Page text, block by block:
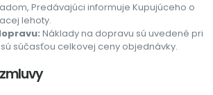
Predávajúci informuje Kupujúceho o
lehoty.
Náklady na dopravu sú uvedené pri
súčasťou celkovej ceny objednávky.